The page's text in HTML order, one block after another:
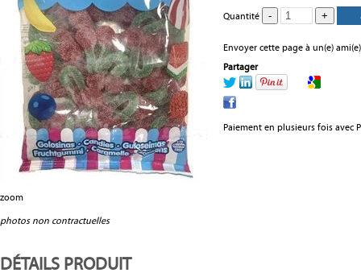
zoom
photos non contractuelles
Quantité
Envoyer cette page à un(e) ami(e)
Partager
Paiement en plusieurs fois avec
DÉTAILS PRODUIT